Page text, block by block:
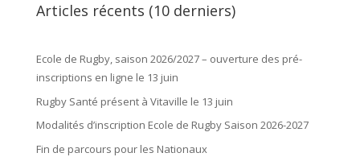
Articles récents (10 derniers)
Ecole de Rugby, saison 2026/2027 – ouverture des pré-
inscriptions en ligne le 13 juin
Rugby Santé présent à Vitaville le 13 juin
Modalités d’inscription Ecole de Rugby Saison 2026-2027
Fin de parcours pour les Nationaux